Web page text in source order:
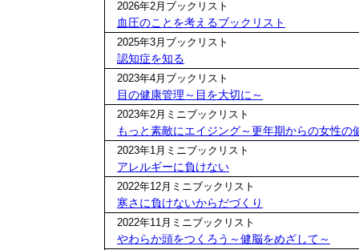
2026年2月ブックリスト
血圧のことを考えるブックリスト
2025年3月ブックリスト
認知症を知る
2023年4月ブックリスト
目の健康管理～目を大切に～
2023年2月ミニブックリスト
もっと素敵にエイジング～更年期からの女性の
2023年1月ミニブックリスト
アレルギーに負けない
2022年12月ミニブックリスト
寒さに負けないからだづくり
2022年11月ミニブックリスト
やわらか頭をつくろう～健脳をめざして～